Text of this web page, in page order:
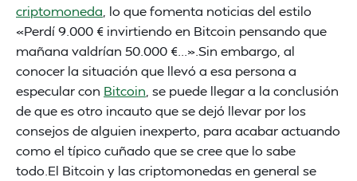
criptomoneda , lo que fomenta noticias del estilo
«Perdí 9.000 € invirtiendo en Bitcoin pensando que
mañana valdrían 50.000 €...».Sin embargo, al
conocer la situación que llevó a esa persona a
especular con Bitcoin , se puede llegar a la conclusión
de que es otro incauto que se dejó llevar por los
consejos de alguien inexperto, para acabar actuando
como el típico cuñado que se cree que lo sabe
todo.El Bitcoin y las criptomonedas en general se